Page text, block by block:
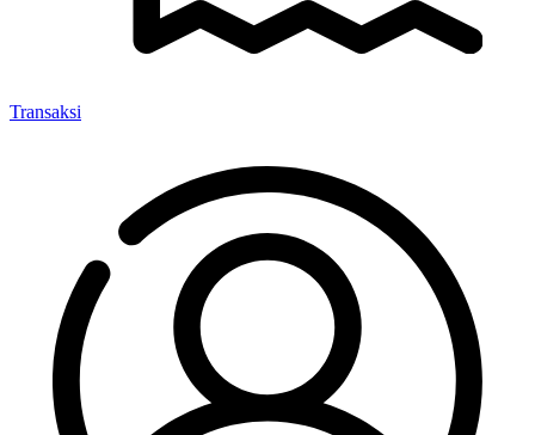
Transaksi